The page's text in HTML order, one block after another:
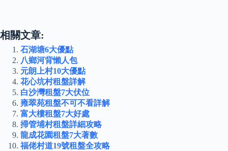
相關文章:
石湖塘6大優點
八鄉河背懶人包
元朗上村10大優點
花心坑村租盤詳解
白沙灣租盤7大伏位
雍翠苑租盤不可不看詳解
富大樓租盤7大好處
掃管埔村租盤詳細攻略
龍成花園租盤7大著數
福佬村道19號租盤全攻略